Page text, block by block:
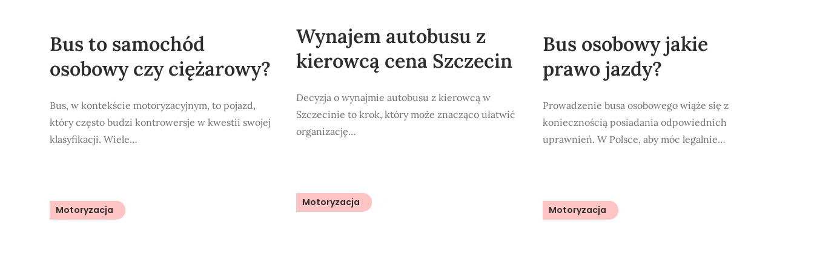
Bus to samochód
osobowy czy ciężarowy?
Bus, w kontekście motoryzacyjnym, to pojazd,
który często budzi kontrowersje w kwestii swojej
klasyfikacji. Wiele…
Motoryzacja
Wynajem autobusu z
kierowcą cena Szczecin
Decyzja o wynajmie autobusu z kierowcą w
Szczecinie to krok, który może znacząco ułatwić
organizację…
Motoryzacja
Bus osobowy jakie
prawo jazdy?
Prowadzenie busa osobowego wiąże się z
koniecznością posiadania odpowiednich
uprawnień. W Polsce, aby móc legalnie…
Motoryzacja